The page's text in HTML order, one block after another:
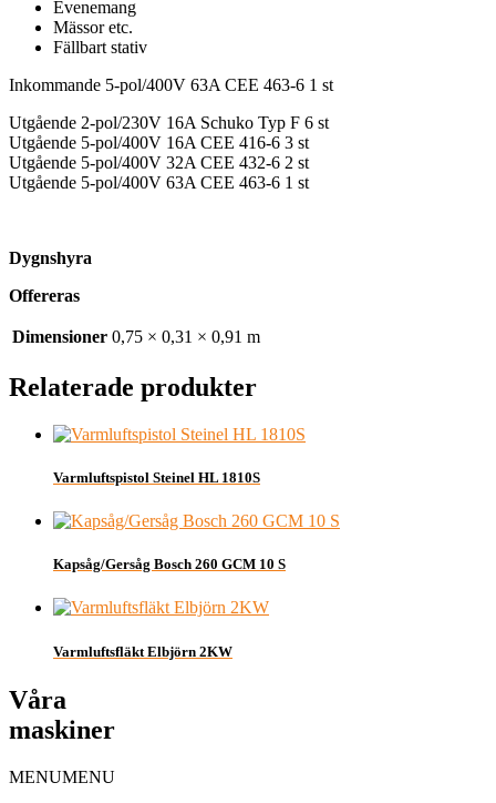
Evenemang
Mässor etc.
Fällbart stativ
Inkommande 5-pol/400V 63A CEE 463-6 1 st
Utgående 2-pol/230V 16A Schuko Typ F 6 st
Utgående 5-pol/400V 16A CEE 416-6 3 st
Utgående 5-pol/400V 32A CEE 432-6 2 st
Utgående 5-pol/400V 63A CEE 463-6 1 st
Dygnshyra
Offereras
Dimensioner 0,75 × 0,31 × 0,91 m
Relaterade produkter
Varmluftspistol Steinel HL 1810S
Kapsåg/Gersåg Bosch 260 GCM 10 S
Varmluftsfläkt Elbjörn 2KW
Våra
maskiner
MENUMENU